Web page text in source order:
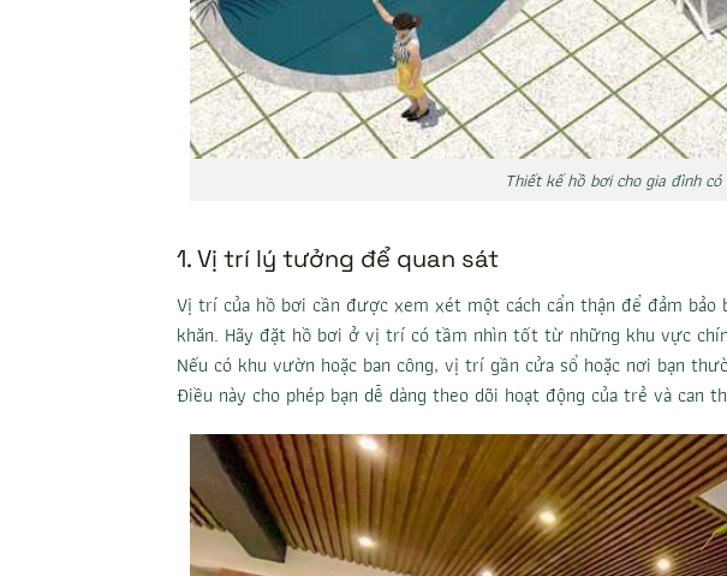
Thiết kế hồ bơi cho gia đình
1. Vị trí lý tưởng để quan sát
Vị trí của hồ bơi cần được xem xét một cách cẩn thận để đảm bảo
khăn. Hãy đặt hồ bơi ở vị trí có tầm nhìn tốt từ những khu vực
Nếu có khu vườn hoặc ban công, vị trí gần cửa sổ hoặc nơi bạn
Điều này cho phép bạn dễ dàng theo dõi hoạt động của trẻ và can